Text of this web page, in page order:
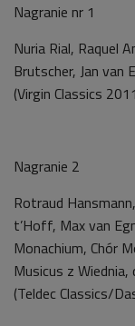
Nagranie nr 1
Nuria Rial, Raquel
Brutscher, Jan van
(Virgin Classics
Nagranie 2
Rotraud
t’Hoff, Max van
Monachium, Chór
Musicus z
(Teldec Classics/